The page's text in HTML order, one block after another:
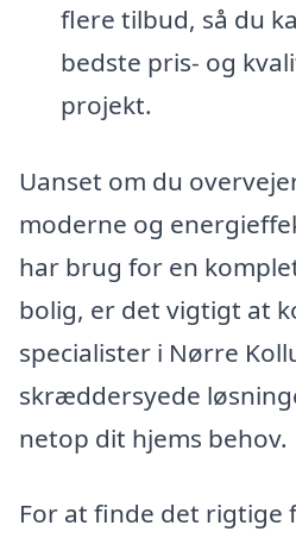
flere tilbud, så du
bedste pris- og
projekt.
Uanset om du
moderne og
har brug for en
bolig, er det vigtigt at
specialister i Nørre
skræddersyede
netop dit hjems behov.
For at finde det rigtige